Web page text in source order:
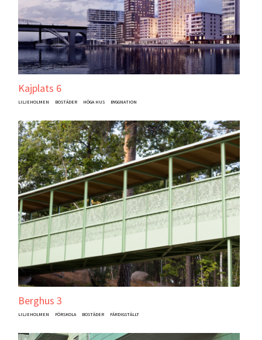
Kajplats 6
LILJEHOLMEN BOSTÄDER HÖGA HUS BYGGNATION
Berghus 3
LILJEHOLMEN FÖRSKOLA BOSTÄDER FÄRDIGSTÄLLT